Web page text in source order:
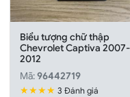
Biểu tượng chữ thập
Chevrolet Captiva 2007-
2012
Mã:96442719
★★★★ 3 Đánh giá